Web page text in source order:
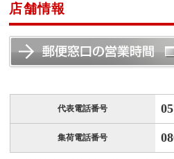
店舗情報
代表電話番号
集荷電話番号